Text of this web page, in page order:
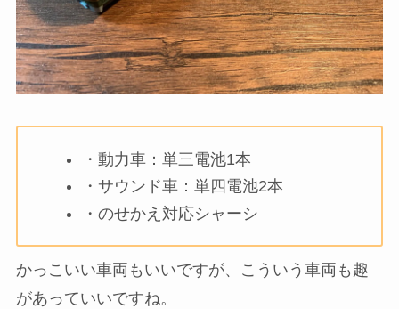
・動力車：単三電池1本
・サウンド車：単四電池2本
・のせかえ対応シャーシ
かっこいい車両もいいですが、こういう車両も趣
があっていいですね。